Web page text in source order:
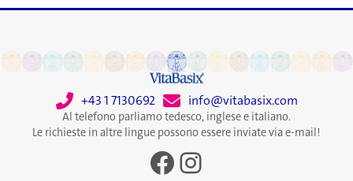
+43 1 7130692 info@vitabasix.com
Al telefono parliamo tedesco, inglese e italiano.
Le richieste in altre lingue possono essere inviate via e-mail!
Facebook
Instagram